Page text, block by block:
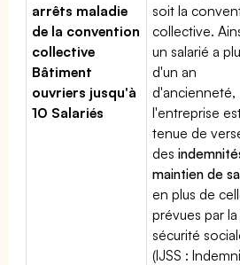
arrêts maladie
de la convention
collective
Bâtiment
ouvriers jusqu'à
10 Salariés
soit la
collective.
un salarié a
d'un an
d'ancienneté,
l'entreprise
tenue de
des
maintien de
en plus de
prévues par la
sécurité
(IJSS :